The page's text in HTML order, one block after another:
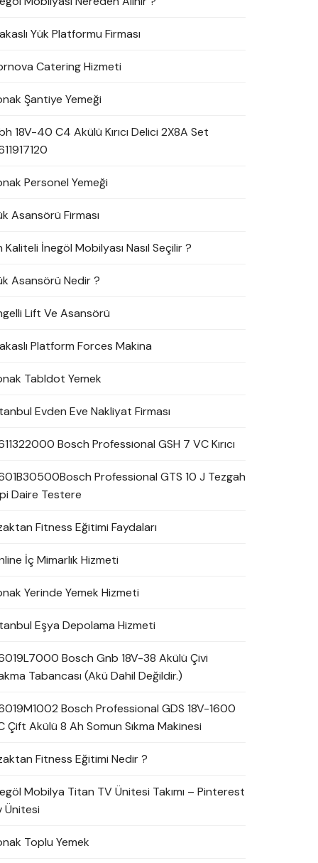
Yük Platformu Firması
Catering Hizmeti
Şantiye Yemeği
18V-40 C4 Akülü Kırıcı Delici 2X8A Set
Personel Yemeği
Asansörü Firması
Kaliteli İnegöl Mobilyası Nasıl Seçilir ?
Asansörü Nedir ?
Lift Ve Asansörü
Platform Forces Makina
Tabldot Yemek
Evden Eve Nakliyat Firması
Bosch Professional GSH 7 VC Kırıcı
Professional GTS 10 J Tezgah
Daire Testere
Fitness Eğitimi Faydaları
İç Mimarlık Hizmeti
Yerinde Yemek Hizmeti
Eşya Depolama Hizmeti
Bosch Gnb 18V-38 Akülü Çivi
Tabancası (Akü Dahil Değildir.)
Bosch Professional GDS 18V-1600
Çift Akülü 8 Ah Somun Sıkma Makinesi
Fitness Eğitimi Nedir ?
Mobilya Titan TV Ünitesi Takımı – Pinterest
Ünitesi
Toplu Yemek